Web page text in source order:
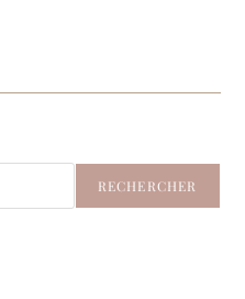
RECHERCHER